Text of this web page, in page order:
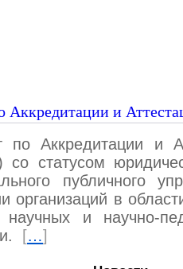
Аккредитации и
по Аккредитации и
со статусом
публичного
организаций в
и научно-
[…]